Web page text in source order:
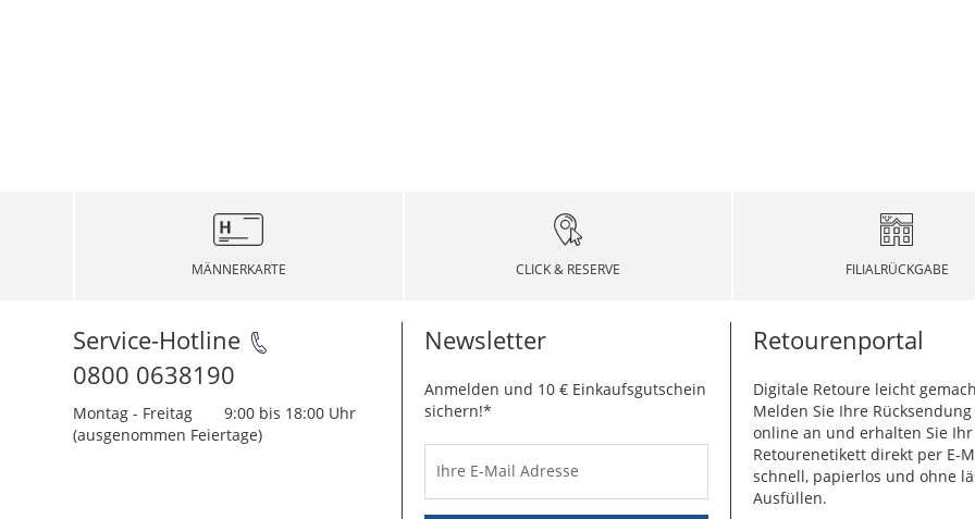
MÄNNERKARTE CLICK & RESERVE FILIALRÜCKGABE
Service-Hotline
0800 0638190
Montag - Freitag
9:00 bis 18:00 Uhr
(ausgenommen Feiertage)
Newsletter
Anmelden und 10 € Einkaufsgutschein
sichern!*
Ihre E-Mail Adresse
Retourenportal
Digitale Retoure leicht
Melden Sie Ihre
online an und erhalten Sie Ihr
Retourenetikett direkt per E-
schnell, papierlos und ohne
Ausfüllen.